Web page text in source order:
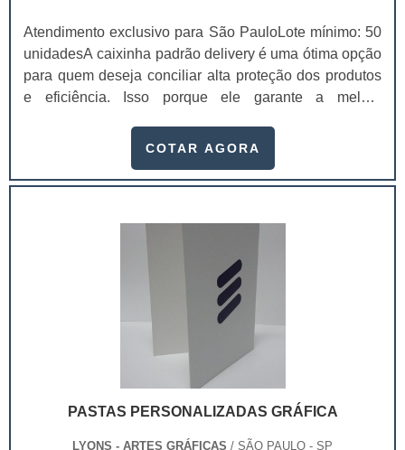
Atendimento exclusivo para São PauloLote mínimo: 50
unidadesA caixinha padrão delivery é uma ótima opção
para quem deseja conciliar alta proteção dos produtos
e eficiência. Isso porque ele garante a melhor
mantendo a temperatura, sua integridade e a qualidade,
embalagens são feitas com materiais recicláveis que
ambiente, já que não causam danos a na.
COTAR AGORA
PASTAS PERSONALIZADAS GRÁFICA
LYONS - ARTES GRÁFICAS / SÃO PAULO - SP